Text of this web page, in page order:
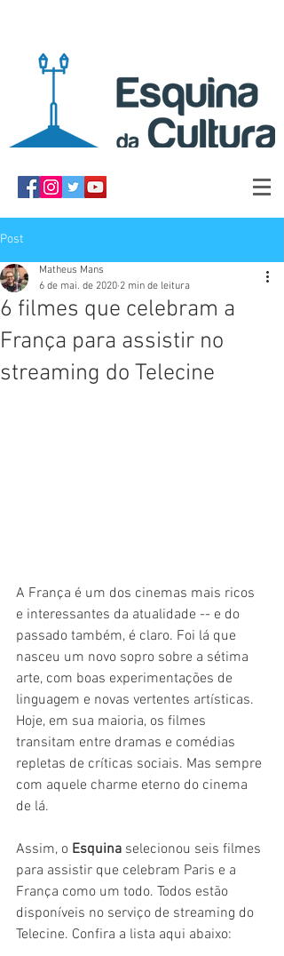
Post
6 filmes que celebram a
França para assistir no
streaming do Telecine
Matheus Mans
6 de mai. de 2020 2 min de leitura
A França é um dos cinemas mais ricos
e interessantes da atualidade -- e do
passado também, é claro. Foi lá que
nasceu um novo sopro sobre a sétima
arte, com boas experimentações de
linguagem e novas vertentes artísticas.
Hoje, em sua maioria, os filmes
transitam entre dramas e comédias
repletas de críticas sociais. Mas sempre
com aquele charme eterno do cinema
de lá.
Assim, o Esquina selecionou seis filmes
para assistir que celebram Paris e a
França como um todo. Todos estão
disponíveis no serviço de streaming do
Telecine. Confira a lista aqui abaixo: